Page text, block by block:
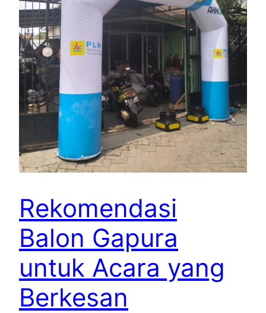
Rekomendasi
Balon Gapura
untuk Acara yang
Berkesan